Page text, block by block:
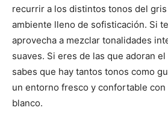
recurrir a los distintos tonos del
ambiente lleno de sofisticación. Si
aprovecha a mezclar tonalidades
suaves. Si eres de las que adoran
sabes que hay tantos tonos como
un entorno fresco y confortable
blanco.